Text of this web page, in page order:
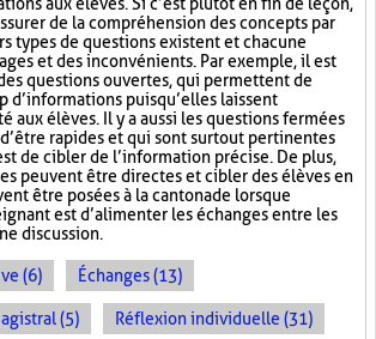
de la compréhension des concepts par
types de questions existent et chacune
et des inconvénients. Par exemple, il est
questions ouvertes, qui permettent de
d’informations puisqu’elles laissent
aux élèves. Il y a aussi les questions fermées
rapides et qui sont surtout pertinentes
de cibler de l’information précise. De plus,
peuvent être directes et cibler des élèves en
être posées à la cantonade lorsque
est d’alimenter les échanges entre les
discussion.
(6) Échanges (13)
(5) Réflexion individuelle (31)